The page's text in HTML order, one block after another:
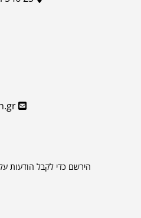
הירשם כדי לקבל הודעות